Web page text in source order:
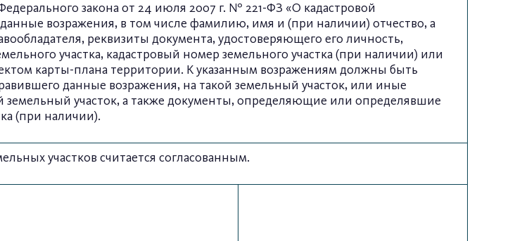
закона от 24 июля 2007 г. № 221-ФЗ «О кадастровой
возражения, в том числе фамилию, имя и (при наличии) отчество, а
реквизиты документа, удостоверяющего его личность,
участка, кадастровый номер земельного участка (при наличии) или
карты-плана территории. К указанным возражениям должны быть
данные возражения, на такой земельный участок, или иные
участок, а также документы, определяющие или определявшие
(при наличии).
участков считается согласованным.